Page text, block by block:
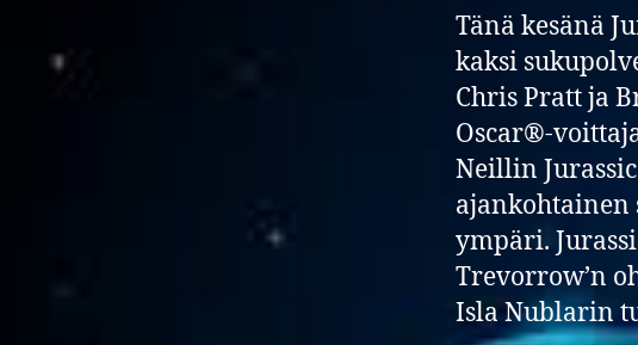
Tänä kesänä
kaksi
Chris Pratt ja
Oscar®-
Neillin
ympäri.
Trevorrow’n
Isla Nublarin